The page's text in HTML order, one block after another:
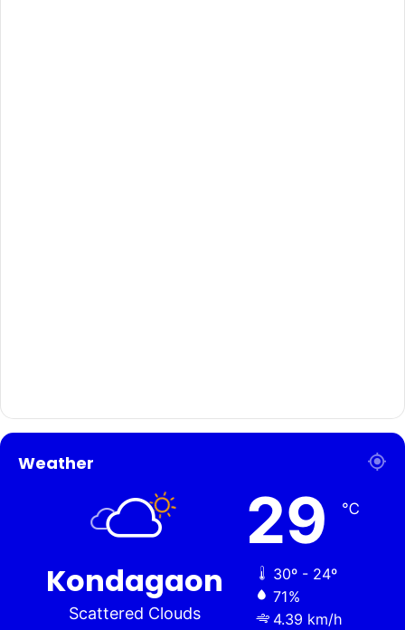
Weather
Kondagaon
Scattered Clouds
29 ℃
30º - 24º
71%
4.39 km/h